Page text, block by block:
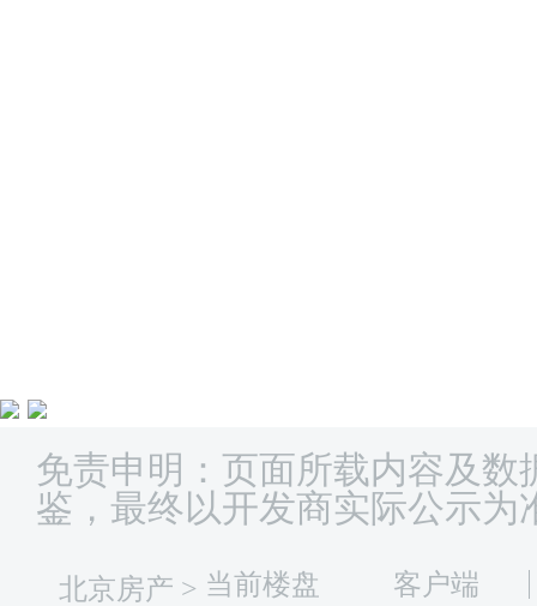
免责申明：页面所载内容及数
鉴，最终以开发商实际公示为
北京房产 > 当前楼盘 客户端